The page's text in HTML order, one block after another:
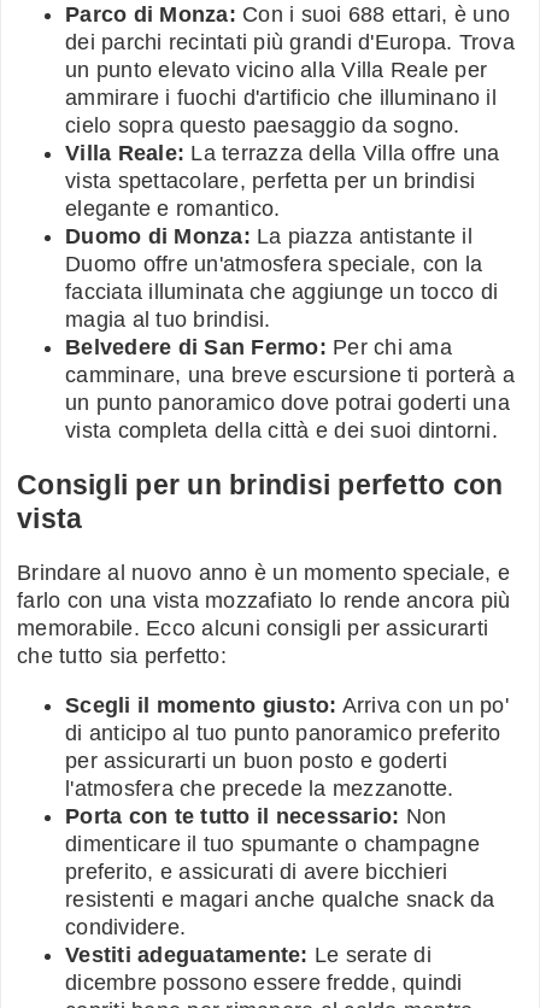
Parco di Monza: Con i suoi 688 ettari, è uno
dei parchi recintati più grandi d'Europa. Trova
un punto elevato vicino alla Villa Reale per
ammirare i fuochi d'artificio che illuminano il
cielo sopra questo paesaggio da sogno.
Villa Reale: La terrazza della Villa offre una
vista spettacolare, perfetta per un brindisi
elegante e romantico.
Duomo di Monza: La piazza antistante il
Duomo offre un'atmosfera speciale, con la
facciata illuminata che aggiunge un tocco di
magia al tuo brindisi.
Belvedere di San Fermo: Per chi ama
camminare, una breve escursione ti porterà a
un punto panoramico dove potrai goderti una
vista completa della città e dei suoi dintorni.
Consigli per un brindisi perfetto con
vista
Brindare al nuovo anno è un momento speciale, e
farlo con una vista mozzafiato lo rende ancora più
memorabile. Ecco alcuni consigli per assicurarti
che tutto sia perfetto:
Scegli il momento giusto: Arriva con un po'
di anticipo al tuo punto panoramico preferito
per assicurarti un buon posto e goderti
l'atmosfera che precede la mezzanotte.
Porta con te tutto il necessario: Non
dimenticare il tuo spumante o champagne
preferito, e assicurati di avere bicchieri
resistenti e magari anche qualche snack da
condividere.
Vestiti adeguatamente: Le serate di
dicembre possono essere fredde, quindi